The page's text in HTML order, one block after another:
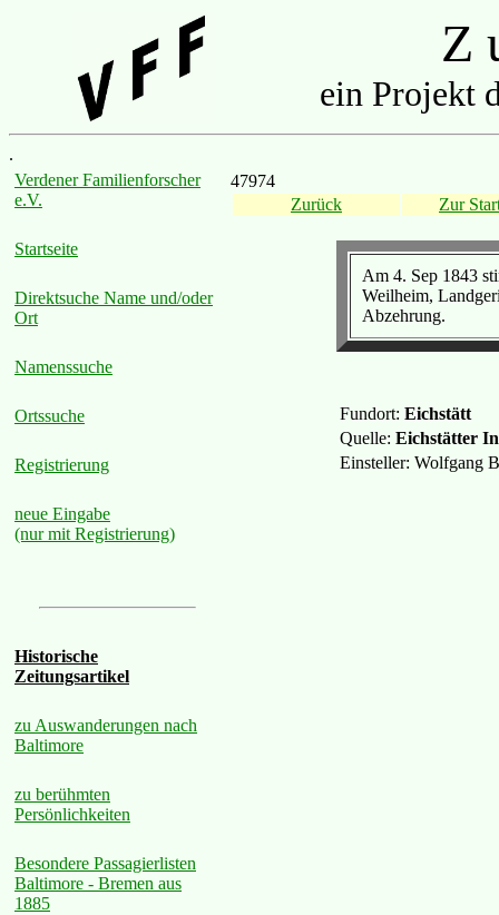
Z
ein Projekt
.
Verdener Familienforscher
e.V.
Startseite
Direktsuche Name und/oder
Ort
Namenssuche
Ortssuche
Registrierung
neue Eingabe
(nur mit Registrierung)
Historische
Zeitungsartikel
zu Auswanderungen nach
Baltimore
zu berühmten
Persönlichkeiten
Besondere Passagierlisten
Baltimore - Bremen aus
1885
47974
Zurück
Zur
Am 4. Sep 1843
Weilheim,
Abzehrung.
Fundort: Eichstätt
Quelle: Eichstätter
Einsteller: Wolfgang